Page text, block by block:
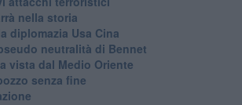
nella storia
diplomazia Usa Cina
neutralità di Bennet
vista dal Medio Oriente
senza fine